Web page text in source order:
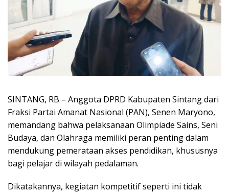
SINTANG, RB – Anggota DPRD Kabupaten Sintang dari
Fraksi Partai Amanat Nasional (PAN), Senen Maryono,
memandang bahwa pelaksanaan Olimpiade Sains, Seni
Budaya, dan Olahraga memiliki peran penting dalam
mendukung pemerataan akses pendidikan, khususnya
bagi pelajar di wilayah pedalaman.
Dikatakannya, kegiatan kompetitif seperti ini tidak